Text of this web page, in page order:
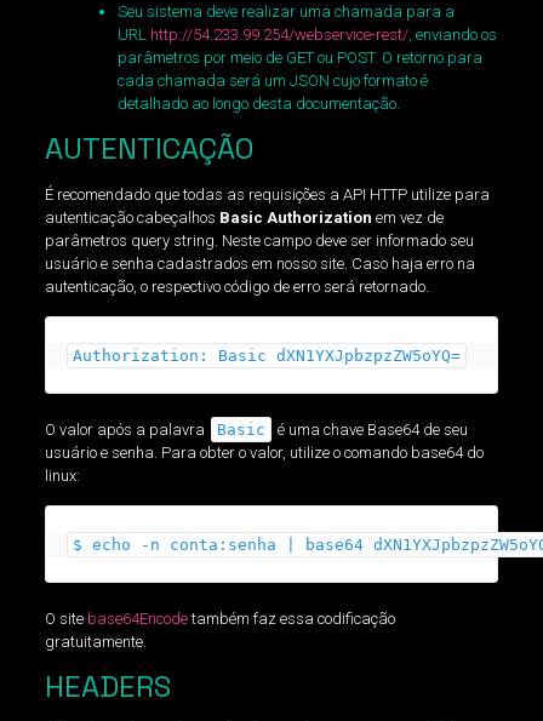
Seu sistema deve realizar uma chamada para a
URL http://54.233.99.254/webservice-rest/, enviando os
parâmetros por meio de GET ou POST. O retorno para
cada chamada será um JSON cujo formato é
detalhado ao longo desta documentação.
AUTENTICAÇÃO
É recomendado que todas as requisições a API HTTP utilize para
autenticação cabeçalhos Basic Authorization em vez de
parâmetros query string. Neste campo deve ser informado seu
usuário e senha cadastrados em nosso site. Caso haja erro na
autenticação, o respectivo código de erro será retornado.
Authorization: Basic dXN1YXJpbzpzZW5oYQ=
O valor após a palavra Basic
é uma chave Base64 de seu
usuário e senha. Para obter o valor, utilize o comando base64 do
linux:
$ echo -n conta:senha | base64
O site base64Encodetambém faz essa codificação
gratuitamente.
HEADERS